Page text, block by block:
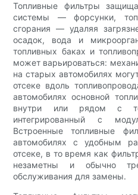
Топливные фильтры
системы — форсунки,
сгорания — удаляя
осадок, вода и
топливных баках и
может варьироваться:
на старых автомобилях
отсеке вдоль
автомобилях основной
внутри или рядом с
интегрированный с
Встроенные топливные
автомобилях с удобным
отсеке, в то время как
незаметны и обычно
обслуживания для замены.